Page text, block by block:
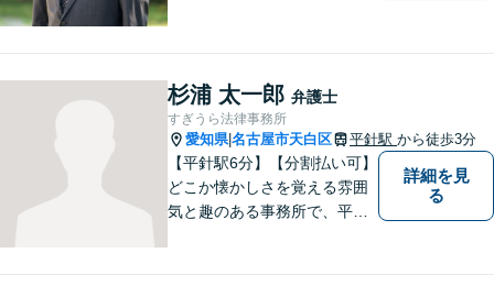
添い，「この地域」の方々の
悩みに対して一緒に解決を目
指したいと思います。お待ち
しております。
杉浦 太一郎 弁護士
すぎうら法律事務所
愛知県|名古屋市天白区 平針駅 から徒歩3分
【平針駅6分】【分割払い可】
どこか懐かしさを覚える雰囲
気と趣のある事務所で、平針
詳細を見
る